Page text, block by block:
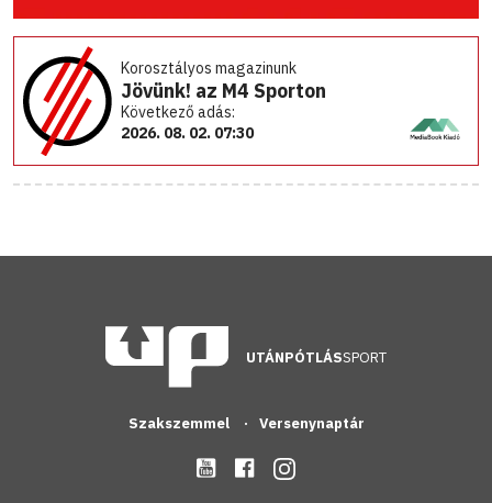
Korosztályos magazinunk
Jövünk! az M4 Sporton
Következő adás:
2026. 08. 02. 07:30
UTÁNPÓTLÁSSPORT
Szakszemmel Versenynaptár